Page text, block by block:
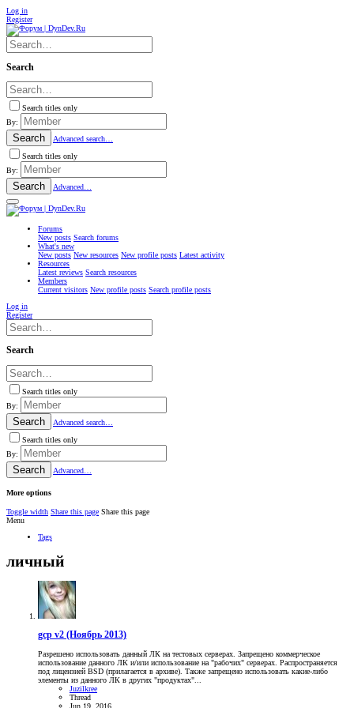
Log in
Register
Search
Search titles only
By:
Search
Advanced search…
Search titles only
By:
Search Advanced…
Forums
New posts Search forums
What's new
New posts New resources New profile posts Latest activity
Resources
Latest reviews Search resources
Members
Current visitors New profile posts Search profile posts
Log in
Register
Search
Search titles only
By:
Search
Advanced search…
Search titles only
By:
Search Advanced…
More options
Toggle width Share this page Share this page
Menu
Tags
личный
gcp v2 (Ноябрь 2013)
Разрешено использовать данный ЛК на тестовых серверах. Запрещено коммерческое
использование данного ЛК и/или использование на "рабочих" серверах. Распространяется
под лицензией BSD (прилагается в архиве). Также запрещено использовать какие-либо
элементы из данного ЛК в других "продуктах"...
Juzilkree
Thread
Jun 19, 2016